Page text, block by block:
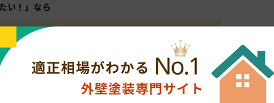
い！」なら
算する